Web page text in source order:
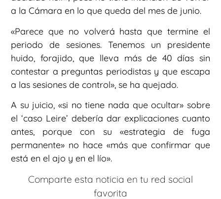
a la Cámara en lo que queda del mes de junio.
«Parece que no volverá hasta que termine el
periodo de sesiones. Tenemos un presidente
huido, forajido, que lleva más de 40 días sin
contestar a preguntas periodistas y que escapa
a las sesiones de control», se ha quejado.
A su juicio, «si no tiene nada que ocultar» sobre
el ‘caso Leire’ debería dar explicaciones cuanto
antes, porque con su «estrategia de fuga
permanente» no hace «más que confirmar que
está en el ajo y en el lío».
Comparte esta noticia en tu red social
favorita